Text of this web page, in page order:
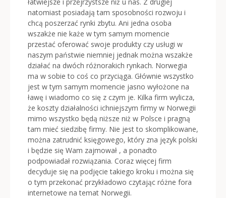
natomiast posiadają tam sposobności rozwoju i
chcą poszerzać rynki zbytu. Ani jedna osoba
wszakże nie każe w tym samym momencie
przestać oferować swoje produkty czy usługi w
naszym państwie niemniej jednak można wszakże
działać na dwóch różnorakich rynkach. Norwegia
ma w sobie to coś co przyciąga. Głównie wszystko
jest w tym samym momencie jasno wyłożone na
ławę i wiadomo co się z czym je. Kilka firm wylicza,
że koszty działalności ichniejszym firmy w Norwegii
mimo wszystko będą niższe niż w Polsce i pragną
tam mieć siedzibę firmy. Nie jest to skomplikowane,
można zatrudnić księgowego, który zna język polski
i będzie się Wam zajmował , a ponadto
podpowiadał rozwiązania. Coraz więcej firm
decyduje się na podjęcie takiego kroku i można się
o tym przekonać przykładowo czytając różne fora
internetowe na temat Norwegii.